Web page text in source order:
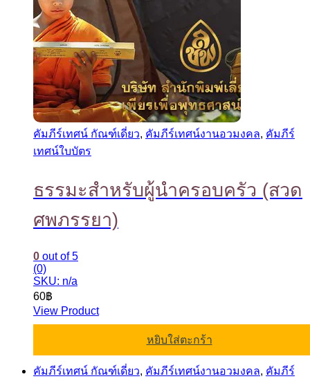
คัมภีร์เทศน์ กัณฑ์เดี่ยว, คัมภีร์เทศน์งานอวมงคล, คัมภีร์
เทศน์ใบบัตร
ธรรมะสำหรับผู้นำครอบครัว (สวด
ศพภรรยา)
0 out of 5
(0)
SKU: n/a
60฿
View Product
หยิบใส่ตะกร้า
คัมภีร์เทศน์ กัณฑ์เดี่ยว, คัมภีร์เทศน์งานอวมงคล, คัมภีร์